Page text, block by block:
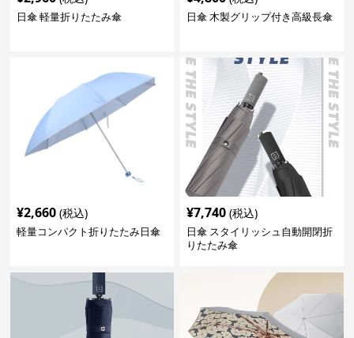
日傘 軽量折りたたみ傘 日傘 木製グリップ付き高級長傘
¥2,660 (税込)
軽量コンパクト折りたたみ日傘
¥7,740 (税込)
日傘 スタイリッシュ自動開閉折
りたたみ傘